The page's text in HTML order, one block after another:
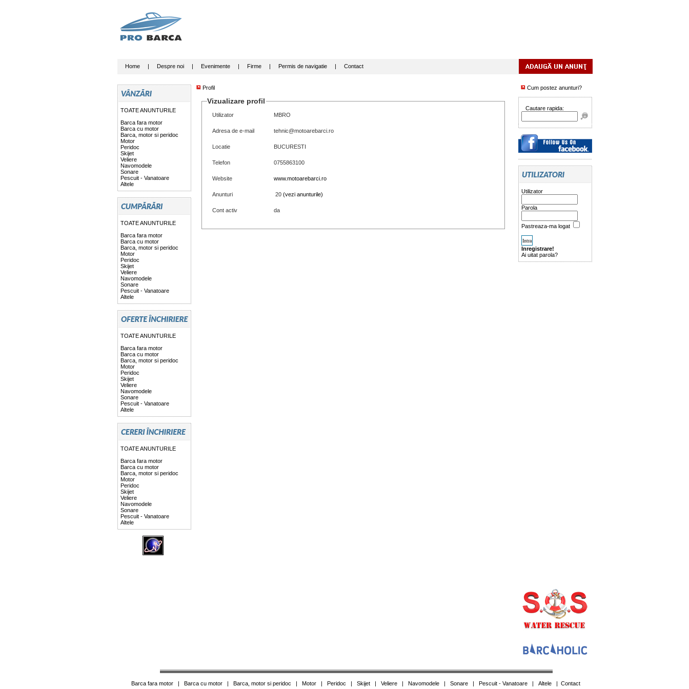
Home| Despre noi| Evenimente| Firme| Permis de navigatie| Contact
TOATE ANUNTURILE
Barca fara motor
Barca cu motor
Barca, motor si peridoc
Motor
Peridoc
Skijet
Veliere
Navomodele
Sonare
Pescuit - Vanatoare
Altele
TOATE ANUNTURILE
Barca fara motor
Barca cu motor
Barca, motor si peridoc
Motor
Peridoc
Skijet
Veliere
Navomodele
Sonare
Pescuit - Vanatoare
Altele
TOATE ANUNTURILE
Barca fara motor
Barca cu motor
Barca, motor si peridoc
Motor
Peridoc
Skijet
Veliere
Navomodele
Sonare
Pescuit - Vanatoare
Altele
TOATE ANUNTURILE
Barca fara motor
Barca cu motor
Barca, motor si peridoc
Motor
Peridoc
Skijet
Veliere
Navomodele
Sonare
Pescuit - Vanatoare
Altele
Profil
Vizualizare profil
Utilizator MBRO
Adresa de e-mail tehnic@motoarebarci.ro
Locatie BUCURESTI
Telefon 0755863100
Website www.motoarebarci.ro
Anunturi 20 (vezi anunturile)
Cont activ da
Cum postez anunturi?
Cautare rapida:
Utilizator
Parola
Pastreaza-ma logat
Inregistrare!
Ai uitat parola?
Barca fara motor| Barca cu motor| Barca, motor si peridoc | Motor| Peridoc | Skijet| Veliere| Navomodele| Sonare| Pescuit - Vanatoare| Altele| Contact